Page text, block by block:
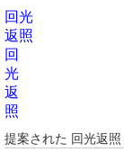
回光
返照
回
光
返
照
提案された 回光返照